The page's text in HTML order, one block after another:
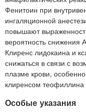
Фенитоин при
ингаляционной
повышают
вероятность снижения
Клиренс лидокаина и
снижаться в связи с
плазме крови,
клиренсом
Особые указания